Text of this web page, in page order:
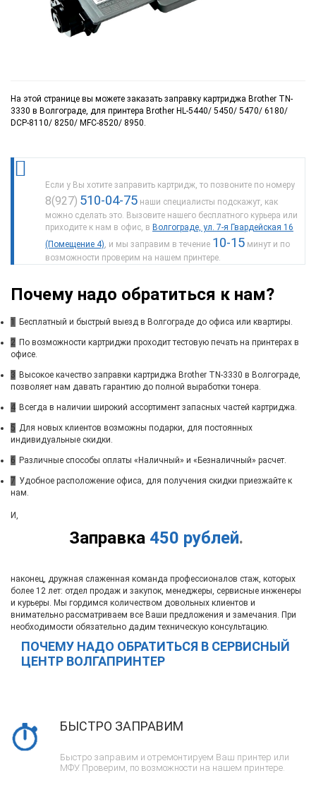
На этой странице вы можете заказать заправку картриджа Brother TN-
3330 в Волгограде, для принтера Brother HL-5440/ 5450/ 5470/ 6180/
DCP-8110/ 8250/ MFC-8520/ 8950.
Если у Вы хотите заправить картридж, то позвоните по номеру
8(927) 510-04-75 наши специалисты подскажут, как
можно сделать это. Вызовите нашего бесплатного курьера или
приходите к нам в офис, в Волгограде, ул. 7-я Гвардейская 16
(Помещение 4), и мы заправим в течение 10-15 минут и по
возможности проверим на нашем принтере.
Почему надо обратиться к нам?
1 Бесплатный и быстрый выезд в Волгограде до офиса или квартиры.
2 По возможности картриджи проходит тестовую печать на принтерах в
офисе.
3 Высокое качество заправки картриджа Brother TN-3330 в Волгограде,
позволяет нам давать гарантию до полной выработки тонера.
4 Всегда в наличии широкий ассортимент запасных частей картриджа.
5 Для новых клиентов возможны подарки, для постоянных
индивидуальные скидки.
6 Различные способы оплаты «Наличный» и «Безналичный» расчет.
7 Удобное расположение офиса, для получения скидки приезжайте к
нам.
Заправка 450 рублей.
И,
наконец, дружная слаженная команда профессионалов стаж, которых
более 12 лет: отдел продаж и закупок, менеджеры, сервисные инженеры
и курьеры. Мы гордимся количеством довольных клиентов и
внимательно рассматриваем все Ваши предложения и замечания. При
необходимости обязательно дадим техническую консультацию.
ПОЧЕМУ НАДО ОБРАТИТЬСЯ В СЕРВИСНЫЙ
ЦЕНТР ВОЛГАПРИНТЕР
БЫСТРО ЗАПРАВИМ
Быстро заправим и отремонтируем Ваш принтер или
МФУ. Проверим, по возможности на нашем принтере.